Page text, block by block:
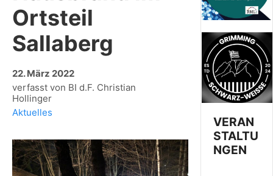
Ortsteil
Sallaberg
22. März 2022
verfasst von BI d.F. Christian
Hollinger
Aktuelles
VERAN
STALTU
NGEN